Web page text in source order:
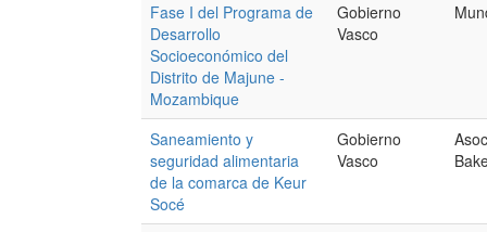
Fase I del Programa de
Desarrollo
Socioeconómico del
Distrito de Majune -
Mozambique
Gobierno
Vasco
Saneamiento y
seguridad alimentaria
de la comarca de Keur
Socé
Gobierno
Vasco